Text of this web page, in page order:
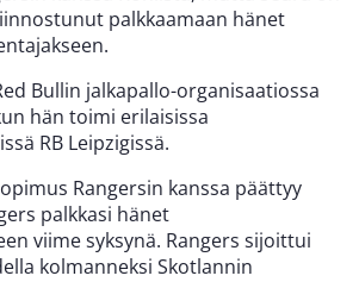
palkkaamaan hänet
Bullin jalkapallo-organisaatiossa
hän toimi erilaisissa
RB Leipzigissä.
Rangersin kanssa päättyy
palkkasi hänet
viime syksynä. Rangers sijoittui
kolmanneksi Skotlannin